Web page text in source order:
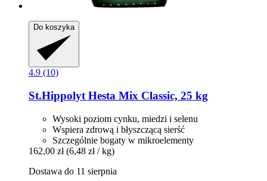
Do koszyka
4.9 (10)
St.Hippolyt Hesta Mix Classic, 25 kg
Wysoki poziom cynku, miedzi i selenu
Wspiera zdrową i błyszczącą sierść
Szczególnie bogaty w mikroelementy
162,00 zł (6,48 zł / kg)
Dostawa do 11 sierpnia